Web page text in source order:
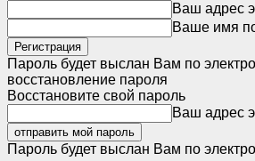
Ваш адрес
Ваше имя
Пароль будет выслан Вам по
восстановление пароля
Восстановите свой пароль
Ваш адрес
Пароль будет выслан Вам по